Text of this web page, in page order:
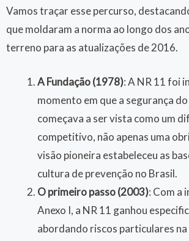
Vamos traçar esse percurso,
que moldaram a norma ao longo dos
terreno para as atualizações de 2016.
A Fundação (1978): A NR 11 foi
momento em que a segurança
começava a ser vista como um
competitivo, não apenas uma
visão pioneira estabeleceu as
cultura de prevenção no Brasil.
O primeiro passo (2003): Com a
Anexo I, a NR 11 ganhou
abordando riscos particulares